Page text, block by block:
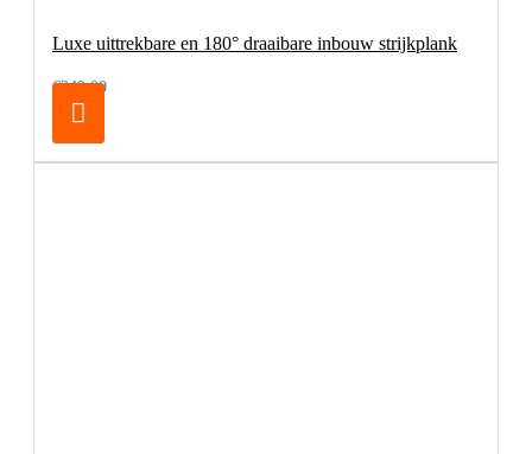
Luxe uittrekbare en 180° draaibare inbouw strijkplank
€249,00